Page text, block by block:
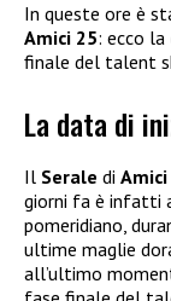
In queste ore è
Amici 25: ecco la
finale del talent
La data di
Il Serale di Amici
giorni fa è infatti
pomeridiano,
ultime maglie
all’ultimo